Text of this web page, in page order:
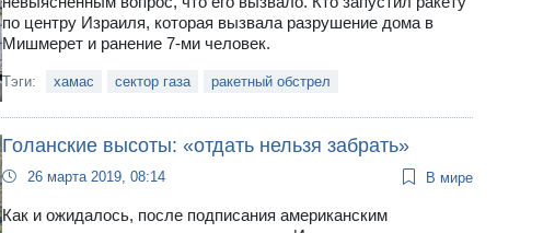
по центру Израиля, которая вызвала разрушение дома в
Мишмерет и ранение 7-ми человек.
Тэги: хамас сектор газа ракетный обстрел
Голанские высоты: «отдать нельзя забрать»
26 марта 2019, 08:14 В мире
Как и ожидалось, после подписания американским